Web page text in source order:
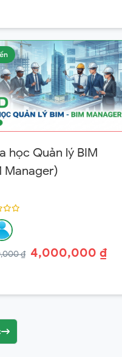
học Quản lý BIM
Manager)
₫ 4,000,000 ₫